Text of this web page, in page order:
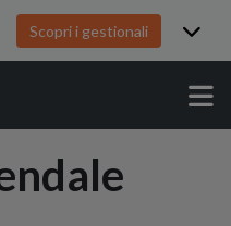
Scopri i gestionali